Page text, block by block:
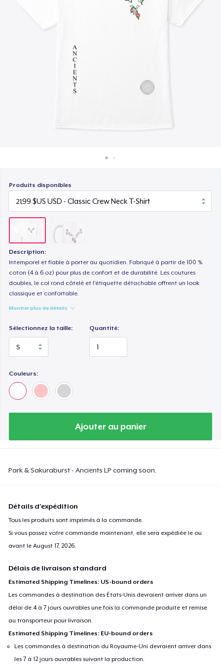
Vendre n'importe quoi
Produits disponibles
Description:
Intemporel et fiable à porter au quotidien. Fabriqué à partir de 100 %
coton (4 à 6 oz) pour plus de confort et de durabilité. Les coutures
doubles, le col rond côtelé et l'étiquette détachable offrent un look
classique et confortable.
Montrer plus de détails
Sélectionnez la taille: Quantité:
Couleurs:
Ajouter au panier
Park & Sakuraburst - Ancients LP coming soon.
Détails d'expédition
Tous les produits sont imprimés à la commande.
Si vous passez votre commande maintenant, elle sera expédiée le ou
avant leAugust 17, 2026.
Délais de livraison standard
Estimated Shipping Timelines: US-bound orders
Les commandes à destination des États-Unis devraient arriver dans un
délai de 4 à 7 jours ouvrables une fois la commande produite et remise
au transporteur pour livraison.
Estimated Shipping Timelines: EU-bound orders
Les commandes à destination du Royaume-Uni devraient arriver dans
les 7 à 12 jours ouvrables suivant la production.